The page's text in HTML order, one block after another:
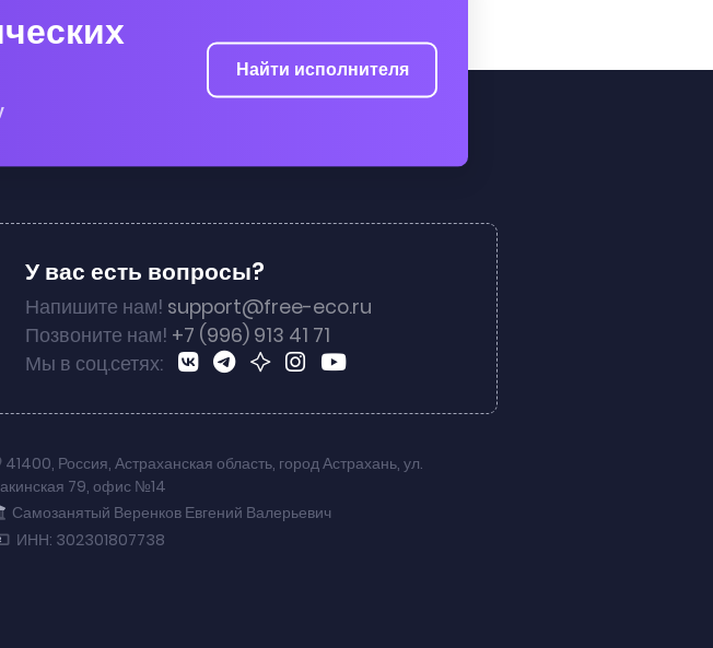
Найти исполнителя
У вас есть вопросы?
Напишите нам! support@free-eco.ru
Позвоните нам! +7 (996) 913 41 71
Мы в соц.сетях:
41400, Россия, Астраханская область, город Астрахань, ул.
79, офис №14
Самозанятый Веренков Евгений Валерьевич
ИНН: 302301807738